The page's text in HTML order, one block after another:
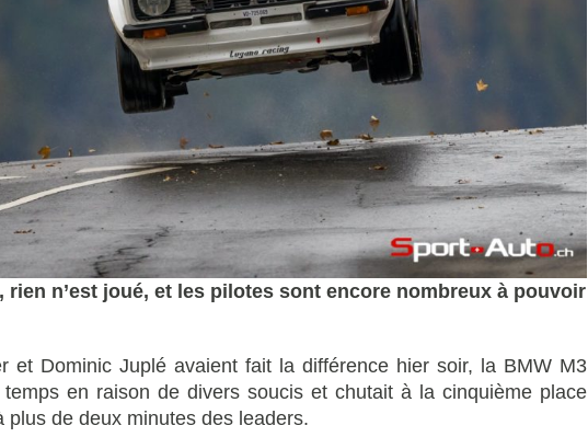
rien n’est joué, et les pilotes sont encore nombreux à pouvoir
et Dominic Juplé avaient fait la différence hier soir, la BMW M3
en raison de divers soucis et chutait à la cinquième place
plus de deux minutes des leaders.
Essai – Morgan Supersport